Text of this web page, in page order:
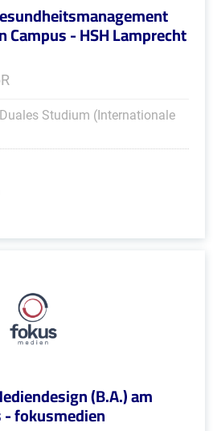
Campus - HSH Lamprecht
Studium (Internationale
(B.A.) am
fokusmedien